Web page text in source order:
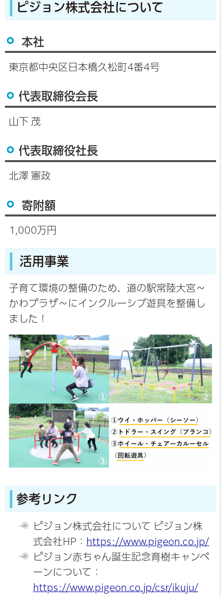
ピジョン株式会社について
本社
東京都中央区日本橋久松町4番4号
代表取締役会長
山下 茂
代表取締役社長
北澤 憲政
寄附額
1,000万円
活用事業
子育て環境の整備のため、道の駅常陸大宮～
かわプラザ～にインクルーシブ遊具を整備し
ました！
参考リンク
ピジョン株式会社について ピジョン株
式会社HP：
https://www.pigeon.co.jp/
ピジョン赤ちゃん誕生記念育樹キャンペ
ーンについて：
https://www.pigeon.co.jp/csr/ikuju/